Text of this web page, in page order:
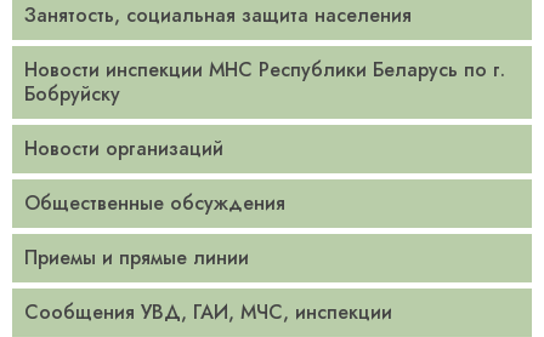
Занятость, социальная защита населения
Новости инспекции МНС Республики Беларусь по г.
Бобруйску
Новости организаций
Общественные обсуждения
Приемы и прямые линии
Сообщения УВД, ГАИ, МЧС, инспекции